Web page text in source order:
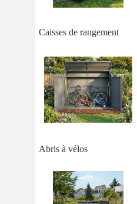
Caisses de rangement
Abris à vélos